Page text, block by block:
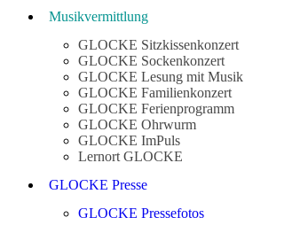
Musikvermittlung
GLOCKE Sitzkissenkonzert
GLOCKE Sockenkonzert
GLOCKE Lesung mit Musik
GLOCKE Familienkonzert
GLOCKE Ferienprogramm
GLOCKE Ohrwurm
GLOCKE ImPuls
Lernort GLOCKE
GLOCKE Presse
GLOCKE Pressefotos